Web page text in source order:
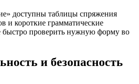
доступны таблицы спряжения
и короткие грамматические
проверить нужную форму во
и безопасность